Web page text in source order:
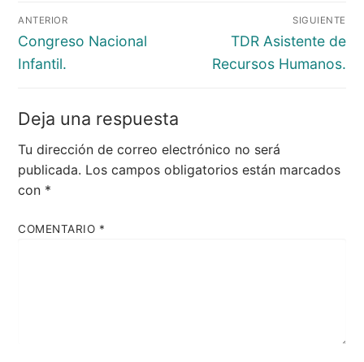
Navegación
de
entradas
ANTERIOR
Entrada
anterior:
Congreso Nacional
Infantil.
SIGUIENTE
Entrada
siguiente:
TDR Asistente de
Recursos Humanos.
Deja una respuesta
Tu dirección de correo electrónico no será
publicada. Los campos obligatorios están marcados
con *
COMENTARIO *